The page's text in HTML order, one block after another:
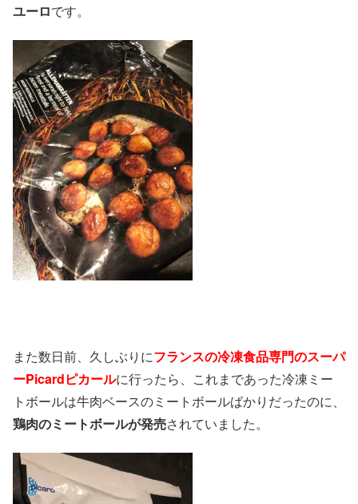
ユーロです。
また数日前、久しぶりにフランスの冷凍食品専門のスーパ
ーPicardピカールに行ったら、これまであった冷凍ミー
トボールは牛肉ベースのミートボールばかりだったのに、
鶏肉のミートボールが発売されていました。